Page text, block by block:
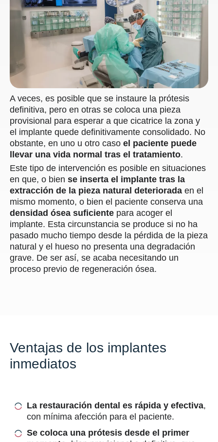
A veces, es posible que se instaure la prótesis
definitiva, pero en otras se coloca una pieza
provisional para esperar a que cicatrice la zona y
el implante quede definitivamente consolidado. No
obstante, en uno u otro caso el paciente puede
llevar una vida normal tras el tratamiento.
Este tipo de intervención es posible en situaciones
en que, o bien se inserta el implante tras la
extracción de la pieza natural deteriorada en el
mismo momento, o bien el paciente conserva una
densidad ósea suficiente para acoger el
implante. Esta circunstancia se produce si no ha
pasado mucho tiempo desde la pérdida de la pieza
natural y el hueso no presenta una degradación
grave. De ser así, se acaba necesitando un
proceso previo de regeneración ósea.
Ventajas de los implantes
inmediatos
La restauración dental es rápida y efectiva,
con mínima afección para el paciente.
Se coloca una prótesis desde el primer